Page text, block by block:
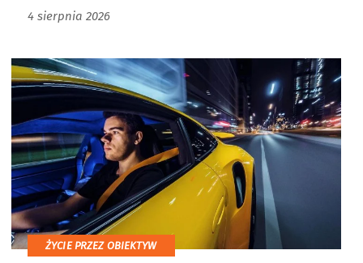
4 sierpnia 2026
ŻYCIE PRZEZ OBIEKTYW